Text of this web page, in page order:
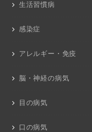
生活習慣病
感染症
アレルギー・免疫
脳・神経の病気
目の病気
口の病気